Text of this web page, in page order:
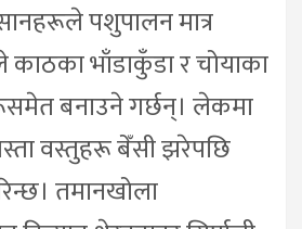
पशुपालन मात्र
काठका भाँडाकुँडा र चोयाका
बनाउने गर्छन्। लेकमा
वस्तुहरू बेँसी झरेपछि
तमानखोला